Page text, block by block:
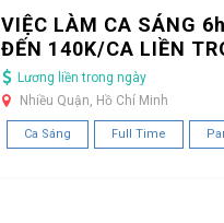
VIỆC LÀM CA SÁNG
ĐẾN 140K/CA LIỀN
Lương liền trong ngày
Nhiều Quận, Hồ Chí Minh
Ca Sáng Full Time